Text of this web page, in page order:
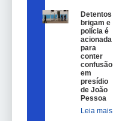
Detentos
brigam e
polícia é
acionada
para
conter
confusão
em
presídio
de João
Pessoa
Leia mais